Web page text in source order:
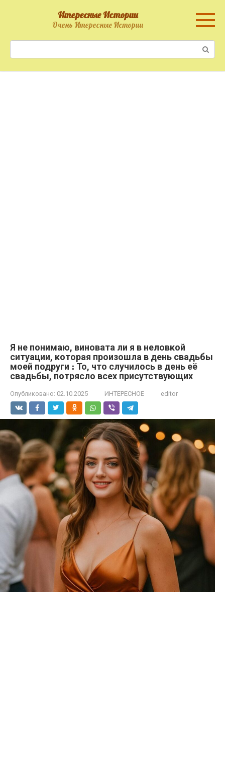
Итересные Истории
Очень Итересные Истории
Я не понимаю, виновата ли я в неловкой
ситуации, которая произошла в день свадьбы
моей подруги ։ То, что случилось в день её
свадьбы, потрясло всех присутствующих
Опубликовано: 02.10.2025 ИНТЕРЕСНОЕ editor